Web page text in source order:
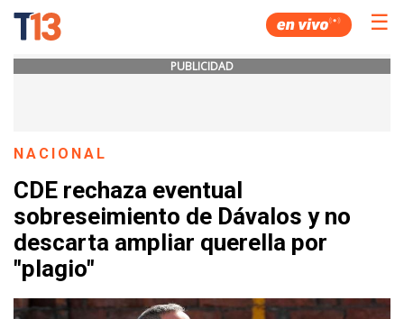
☰
PUBLICIDAD
NACIONAL
CDE rechaza eventual
sobreseimiento de Dávalos y no
descarta ampliar querella por
"plagio"